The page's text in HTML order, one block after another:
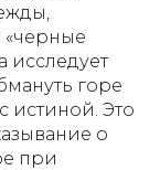
«черные
исследует
горе
истиной. Это
о
при